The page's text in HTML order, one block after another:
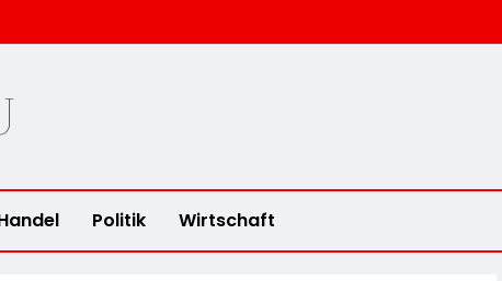
Politik Wirtschaft